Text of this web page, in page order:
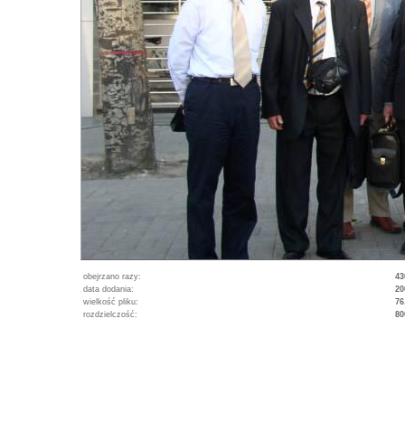
obejrzano razy:
data dodania:
wielkość pliku:
rozdzielczość: